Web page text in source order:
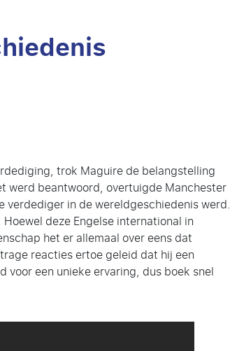
trok Maguire de belangstelling
werd beantwoord, overtuigde Manchester
in de wereldgeschiedenis werd.
deze Engelse international in
het er allemaal over eens dat
reacties ertoe geleid dat hij een
een unieke ervaring, dus boek snel